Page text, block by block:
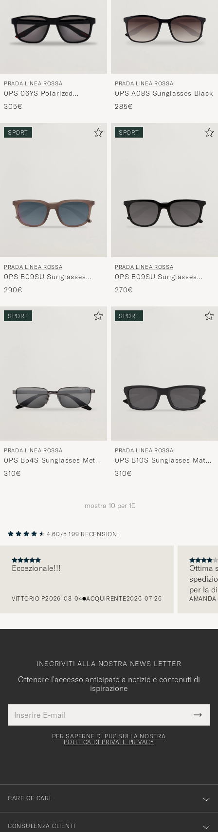
PRADA LINEA ROSSA
0PS 06YS Polarized
Sunglasses Black
305€
PRADA LINEA ROSSA
0PS A08S Sunglasses Black
285€
SPORT
PRADA LINEA ROSSA
0PS B09SU Sunglasses
Brown Frosted
290€
SPORT
PRADA LINEA ROSSA
0PS B09SU Sunglasses
Black
270€
SPORT
PRADA LINEA ROSSA
0PS B54S Sunglasses Metal
Grey
310€
SPORT
PRADA LINEA ROSSA
0PS B10S Sunglasses Matte
Black
310€
mostra 10 per 10
PRECEDENTE
4.60/5 199 RECENSIONI
Eccezionale!!!
VITTORIO P2026-08-04 ACQUIRENTE2026-07-26
Ottima
per la
AMANDA
INSCRIVITI ALLA NOSTRA NEWS LETTER
Ottenere l'accesso anticipato a notizie e contenuti di
ispirazione
E-
mail
Grazie
per
PER SAPERNE DI PIU' SULLA NOSTRA
POLITICA DI PRIVATE PRIVACY
CARE OF CARL
CONSULENZA CLIENTI